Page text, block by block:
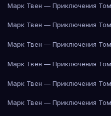
Марк Твен — Приключения
Марк Твен — Приключения
Марк Твен — Приключения
Марк Твен — Приключения
Марк Твен — Приключения
Марк Твен — Приключения